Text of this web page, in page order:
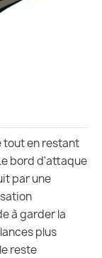
tout en restant
bord d'attaque
par une
à garder la
plus
reste